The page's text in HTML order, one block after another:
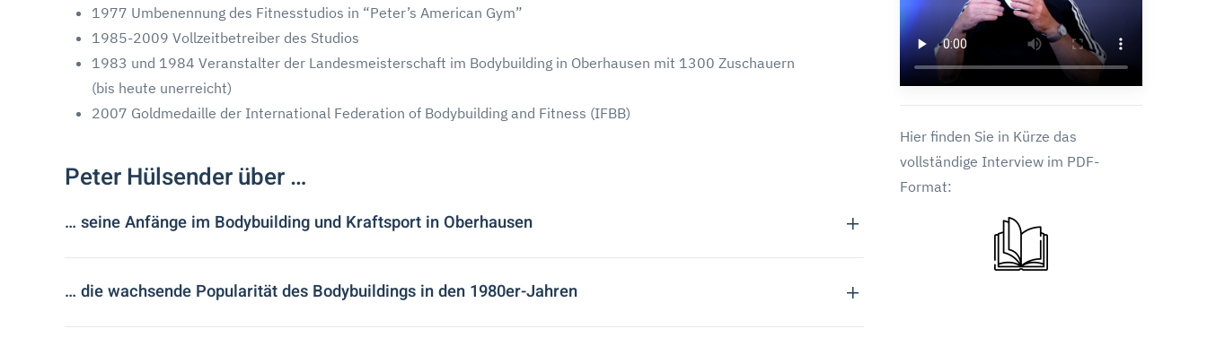
1977 Umbenennung des Fitnesstudios in “Peter’s American Gym”
1985-2009 Vollzeitbetreiber des Studios
1983 und 1984 Veranstalter der Landesmeisterschaft im Bodybuilding in Oberhausen mit 1300 Zuschauern
(bis heute unerreicht)
2007 Goldmedaille der International Federation of Bodybuilding and Fitness (IFBB)
Peter Hülsender über …
… seine Anfänge im Bodybuilding und Kraftsport in Oberhausen
… die wachsende Popularität des Bodybuildings in den 1980er-Jahren
Hier finden Sie in Kürze das
vollständige Interview im PDF-
Format: